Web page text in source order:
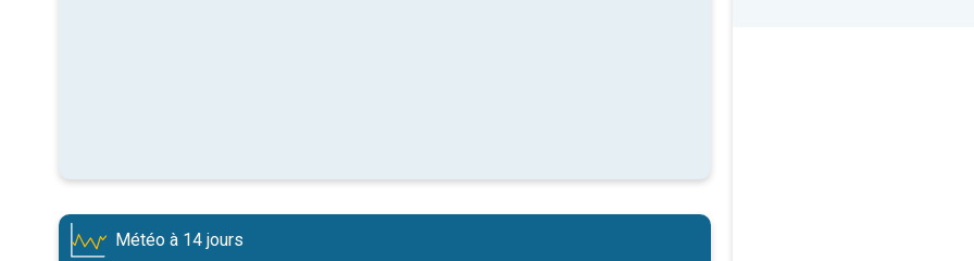
Météo à 14 jours